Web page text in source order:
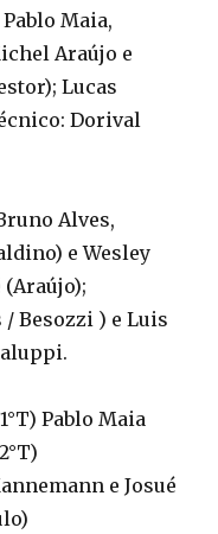
Maia,
Araújo e
Lucas
Dorival
Alves,
e Wesley
(Araújo);
Besozzi ) e Luis
Pablo Maia
e Josué